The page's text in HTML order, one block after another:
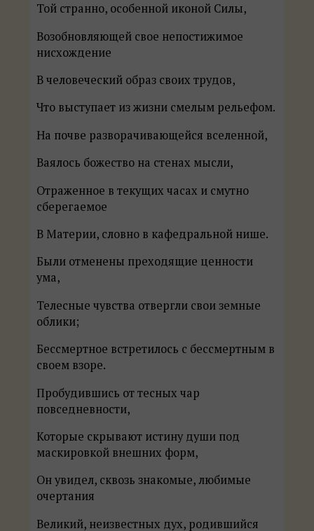
Той странно, особенной иконой Силы,
Возобновляющей свое непостижимое
нисхождение
В человеческий образ своих трудов,
Что выступает из жизни смелым рельефом.
На почве разворачивающейся вселенной,
Ваялось божество на стенах мысли,
Отраженное в текущих часах и смутно
сберегаемое
В Материи, словно в кафедральной нише.
Были отменены преходящие ценности
ума,
Телесные чувства отвергли свои земные
облики;
Бессмертное встретилось с бессмертным в
своем взоре.
Пробудившись от тесных чар
повседневности,
Которые скрывают истину души под
маскировкой внешних форм,
Он увидел, сквозь знакомые, любимые
очертания
Великий, неизвестных дух, родившийся